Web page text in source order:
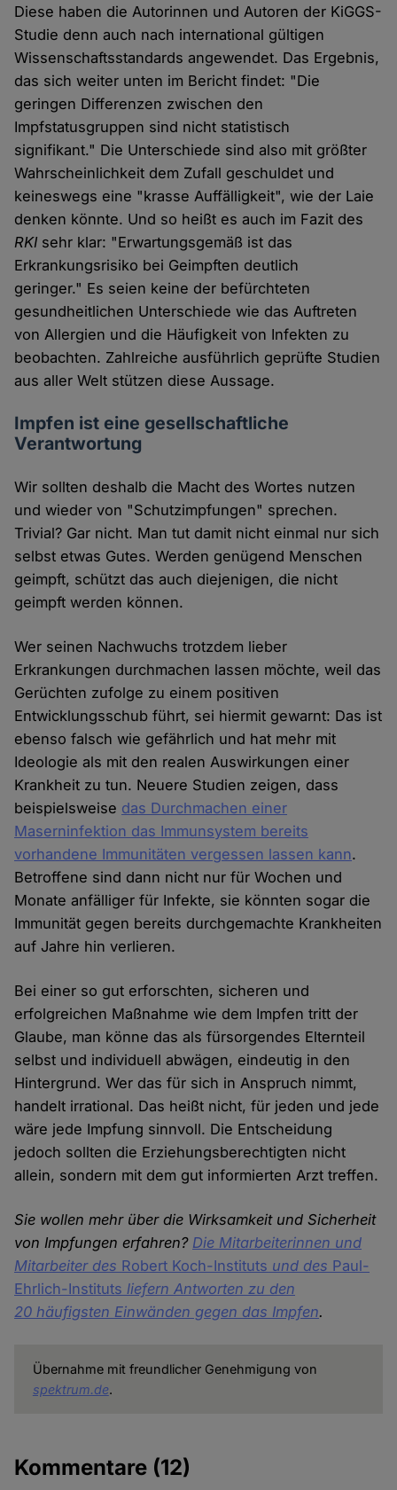
Diese haben die Autorinnen und Autoren der KiGGS-
Studie denn auch nach international gültigen
Wissenschaftsstandards angewendet. Das Ergebnis,
das sich weiter unten im Bericht findet: "Die
geringen Differenzen zwischen den
Impfstatusgruppen sind nicht statistisch
signifikant." Die Unterschiede sind also mit größter
Wahrscheinlichkeit dem Zufall geschuldet und
keineswegs eine "krasse Auffälligkeit", wie der Laie
denken könnte. Und so heißt es auch im Fazit des
RKI sehr klar: "Erwartungsgemäß ist das
Erkrankungsrisiko bei Geimpften deutlich
geringer." Es seien keine der befürchteten
gesundheitlichen Unterschiede wie das Auftreten
von Allergien und die Häufigkeit von Infekten zu
beobachten. Zahlreiche ausführlich geprüfte Studien
aus aller Welt stützen diese Aussage.
Impfen ist eine gesellschaftliche
Verantwortung
Wir sollten deshalb die Macht des Wortes nutzen
und wieder von "Schutzimpfungen" sprechen.
Trivial? Gar nicht. Man tut damit nicht einmal nur sich
selbst etwas Gutes. Werden genügend Menschen
geimpft, schützt das auch diejenigen, die nicht
geimpft werden können.
Wer seinen Nachwuchs trotzdem lieber
Erkrankungen durchmachen lassen möchte, weil das
Gerüchten zufolge zu einem positiven
Entwicklungsschub führt, sei hiermit gewarnt: Das ist
ebenso falsch wie gefährlich und hat mehr mit
Ideologie als mit den realen Auswirkungen einer
Krankheit zu tun. Neuere Studien zeigen, dass
beispielsweise das Durchmachen einer
Maserninfektion das Immunsystem bereits
vorhandene Immunitäten vergessen lassen kann.
Betroffene sind dann nicht nur für Wochen und
Monate anfälliger für Infekte, sie könnten sogar die
Immunität gegen bereits durchgemachte Krankheiten
auf Jahre hin verlieren.
Bei einer so gut erforschten, sicheren und
erfolgreichen Maßnahme wie dem Impfen tritt der
Glaube, man könne das als fürsorgendes Elternteil
selbst und individuell abwägen, eindeutig in den
Hintergrund. Wer das für sich in Anspruch nimmt,
handelt irrational. Das heißt nicht, für jeden und jede
wäre jede Impfung sinnvoll. Die Entscheidung
jedoch sollten die Erziehungsberechtigten nicht
allein, sondern mit dem gut informierten Arzt treffen.
Sie wollen mehr über die Wirksamkeit und Sicherheit
von Impfungen erfahren? Die Mitarbeiterinnen und
Mitarbeiter des Robert Koch-Instituts und des Paul-
Ehrlich-Instituts liefern Antworten zu den
20 häufigsten Einwänden gegen das Impfen.
Übernahme mit freundlicher Genehmigung von
spektrum.de.
Kommentare (12)